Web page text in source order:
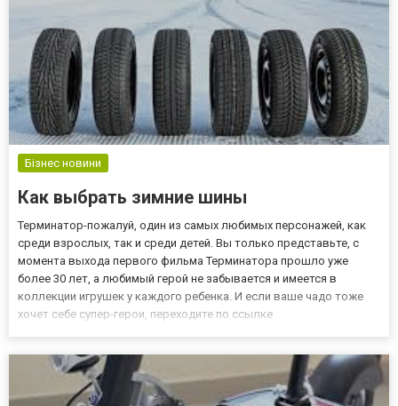
Бізнес новини
Как выбрать зимние шины
Терминатор-пожалуй, один из самых любимых персонажей, как
среди взрослых, так и среди детей. Вы только представьте, с
момента выхода первого фильма Терминатора прошло уже
более 30 лет, а любимый герой не забывается и имеется в
коллекции игрушек у каждого ребенка. И если ваше чадо тоже
хочет себе супер-герои, переходите по ссылке